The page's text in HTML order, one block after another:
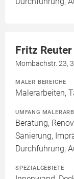
Fritz
Mombachstr. 23,
MALER BEREICHE
Malerarbeiten,
UMFANG
Beratung,
Sanierung,
Durchführung,
SPEZIALGEBIETE